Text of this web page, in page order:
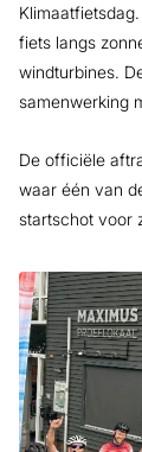
fiets langs
windturbines.
samenwerking
De officiële
waar één van
startschot voor